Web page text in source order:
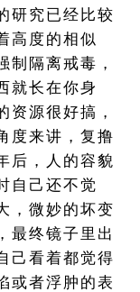
研究已经比较
高度的相似
制隔离戒毒，
就长在你身
资源很好搞，
度来讲，复撸
后，人的容貌
自己还不觉
，微妙的坏变
最终镜子里出
己看着都觉得
或者浮肿的表